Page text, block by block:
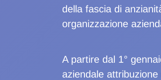
della fascia di
organizzazione
A partire dal 1°
aziendale